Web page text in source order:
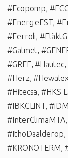
#Ecopomp,
#EnergieEST,
#Ferroli,
#Galmet,
#GREE, #Hautec,
#Herz, #Hewalex
#Hitecsa, #HKS
#IBKCLINT, #iDM
#InterClimaMTA,
#IthoDaalderop,
#KRONOTERM,